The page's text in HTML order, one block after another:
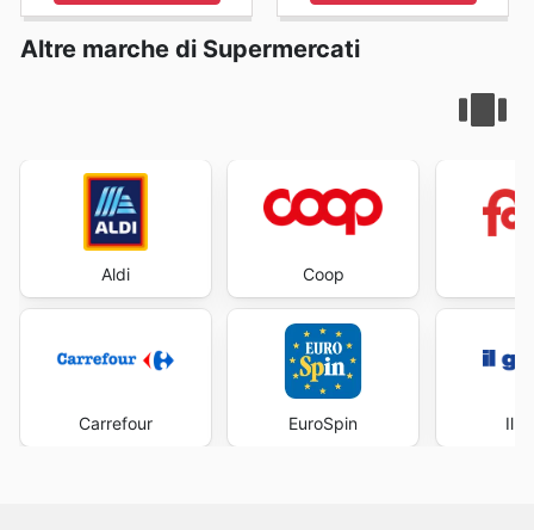
Altre marche di Supermercati
Aldi
Carrefour
Coop
EuroSpin Il